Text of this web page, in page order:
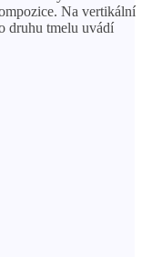
Na vertikální
druhu tmelu uvádí